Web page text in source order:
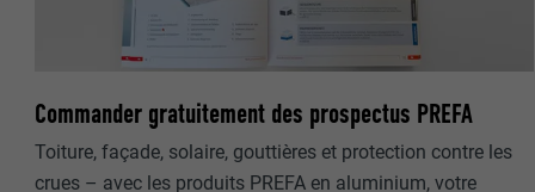
Commander gratuitement des prospectus PREFA
Toiture, façade, solaire, gouttières et protection contre les
crues – avec les produits PREFA en aluminium, votre
UTILITÉ
EXPIRATION
UTILITÉ